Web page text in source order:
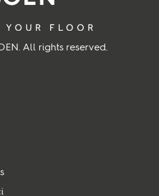
All rights reserved.